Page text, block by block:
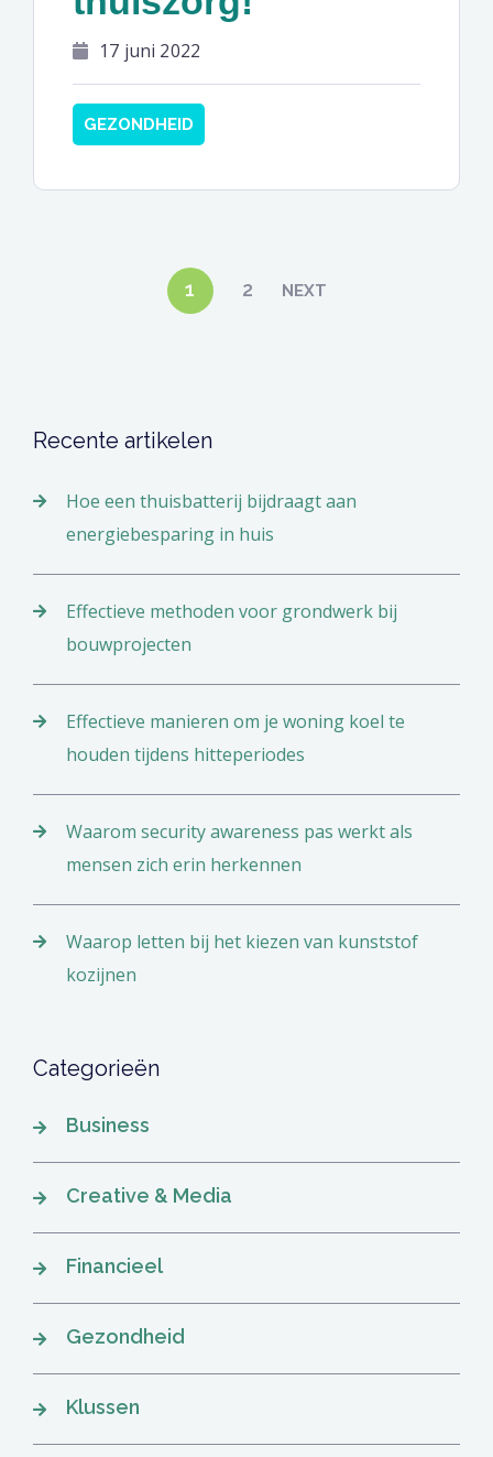
17 juni 2022
GEZONDHEID
1 2 NEXT
Recente artikelen
Hoe een thuisbatterij bijdraagt aan
energiebesparing in huis
Effectieve methoden voor grondwerk bij
bouwprojecten
Effectieve manieren om je woning koel te
houden tijdens hitteperiodes
Waarom security awareness pas werkt als
mensen zich erin herkennen
Waarop letten bij het kiezen van kunststof
kozijnen
Categorieën
Business
Creative & Media
Financieel
Gezondheid
Klussen